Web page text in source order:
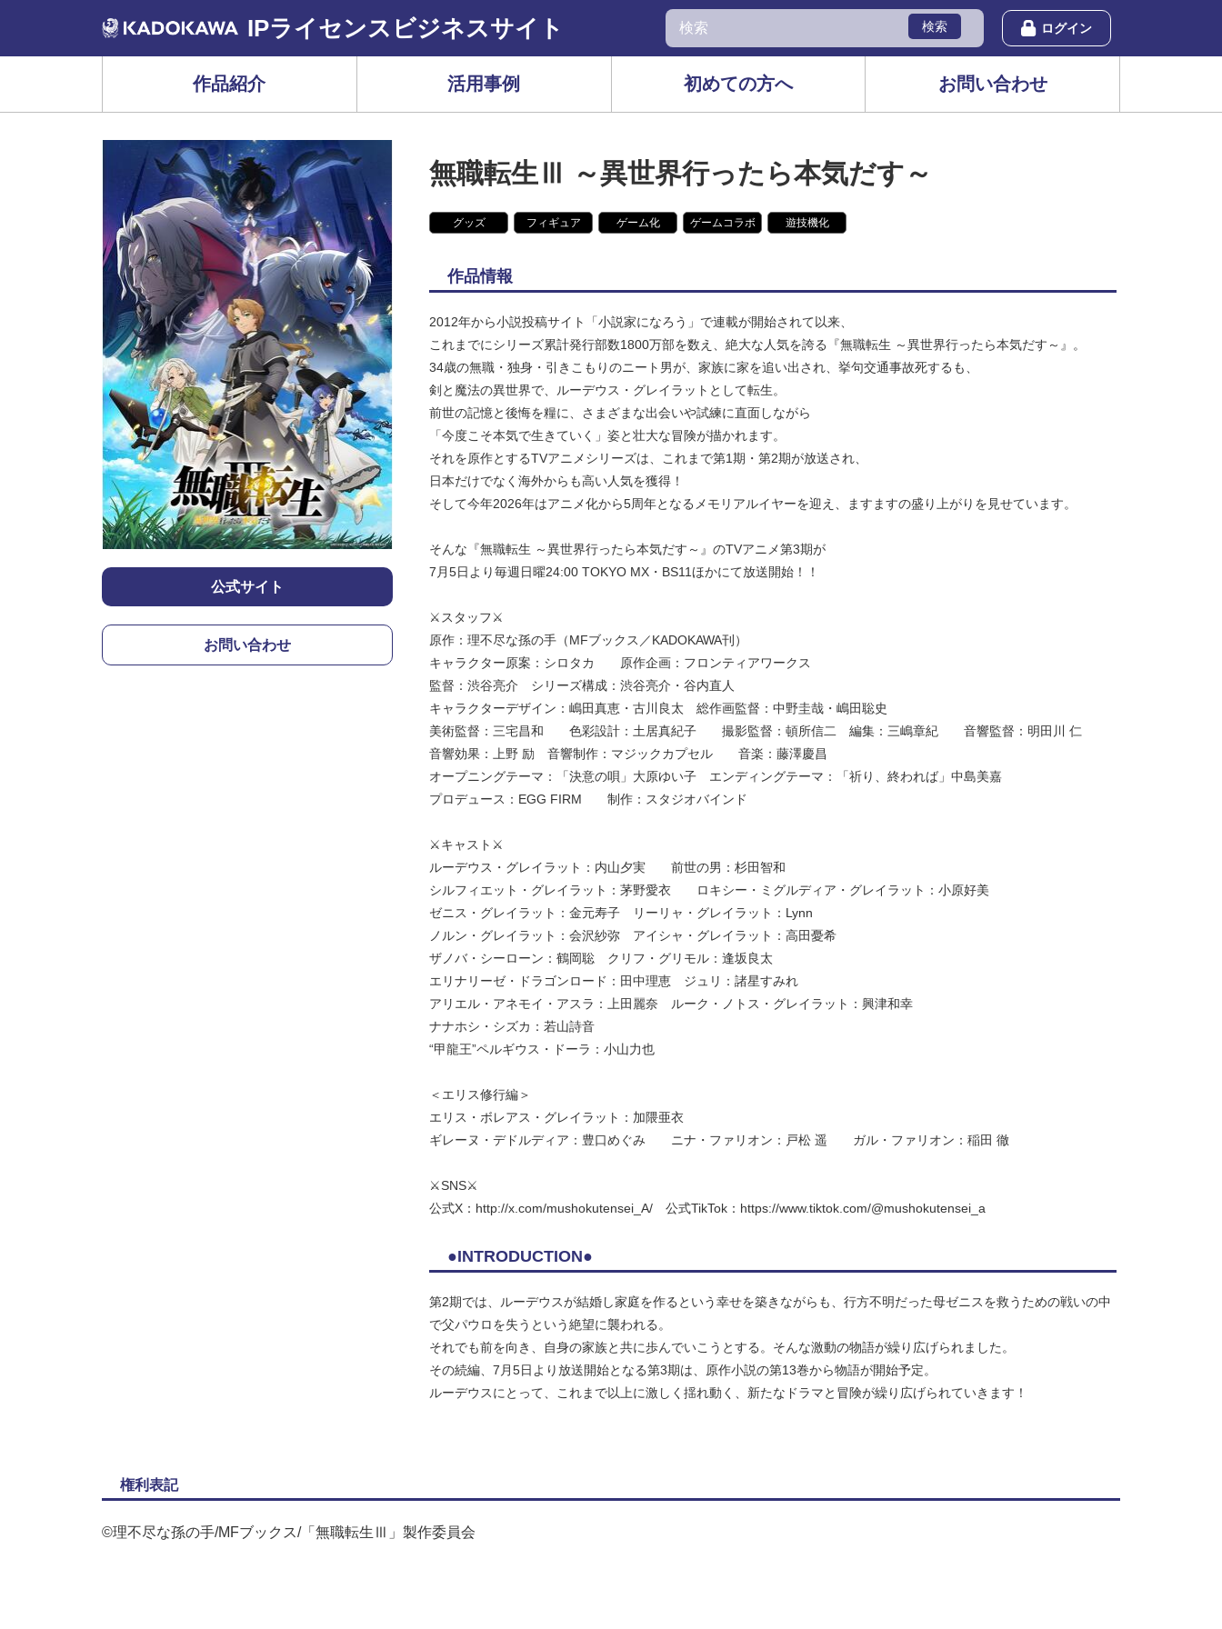
IPライセンスビジネスサイト 検索 ログイン
作品紹介 活用事例 初めての方へ お問い合わせ
公式サイト
お問い合わせ
無職転生Ⅲ ～異世界行ったら本気だす～
グッズ フィギュア ゲーム化 ゲームコラボ 遊技機化
作品情報
2012年から小説投稿サイト「小説家になろう」で連載が開始されて以来、
これまでにシリーズ累計発行部数1800万部を数え、絶大な人気を誇る『無職転生 ～異世界行ったら本気だす～』。
34歳の無職・独身・引きこもりのニート男が、家族に家を追い出され、挙句交通事故死するも、
剣と魔法の異世界で、ルーデウス・グレイラットとして転生。
前世の記憶と後悔を糧に、さまざまな出会いや試練に直面しながら
「今度こそ本気で生きていく」姿と壮大な冒険が描かれます。
それを原作とするTVアニメシリーズは、これまで第1期・第2期が放送され、
日本だけでなく海外からも高い人気を獲得！
そして今年2026年はアニメ化から5周年となるメモリアルイヤーを迎え、ますますの盛り上がりを見せています。
そんな『無職転生 ～異世界行ったら本気だす～』のTVアニメ第3期が
7月5日より毎週日曜24:00 TOKYO MX・BS11ほかにて放送開始！！
⚔スタッフ⚔
原作：理不尽な孫の手（MFブックス／KADOKAWA刊）
キャラクター原案：シロタカ 原作企画：フロンティアワークス
監督：渋谷亮介 シリーズ構成：渋谷亮介・谷内直人
キャラクターデザイン：嶋田真恵・古川良太 総作画監督：中野圭哉・嶋田聡史
美術監督：三宅昌和 色彩設計：土居真紀子 撮影監督：頓所信二 編集：三嶋章紀 音響監督：明田川 仁
音響効果：上野 励 音響制作：マジックカプセル 音楽：藤澤慶昌
オープニングテーマ：「決意の唄」大原ゆい子 エンディングテーマ：「祈り、終われば」中島美嘉
プロデュース：EGG FIRM 制作：スタジオバインド
⚔キャスト⚔
ルーデウス・グレイラット：内山夕実 前世の男：杉田智和
シルフィエット・グレイラット：茅野愛衣 ロキシー・ミグルディア・グレイラット：小原好美
ゼニス・グレイラット：金元寿子 リーリャ・グレイラット：Lynn
ノルン・グレイラット：会沢紗弥 アイシャ・グレイラット：高田憂希
ザノバ・シーローン：鶴岡聡 クリフ・グリモル：逢坂良太
エリナリーゼ・ドラゴンロード：田中理恵 ジュリ：諸星すみれ
アリエル・アネモイ・アスラ：上田麗奈 ルーク・ノトス・グレイラット：興津和幸
ナナホシ・シズカ：若山詩音
“甲龍王”ペルギウス・ドーラ：小山力也
＜エリス修行編＞
エリス・ボレアス・グレイラット：加隈亜衣
ギレーヌ・デドルディア：豊口めぐみ ニナ・ファリオン：戸松 遥 ガル・ファリオン：稲田 徹
⚔SNS⚔
公式X：http://x.com/mushokutensei_A/ 公式TikTok：https://www.tiktok.com/@mushokutensei_a
●INTRODUCTION●
第2期では、ルーデウスが結婚し家庭を作るという幸せを築きながらも、行方不明だった母ゼニスを救うための戦いの中
で父パウロを失うという絶望に襲われる。
それでも前を向き、自身の家族と共に歩んでいこうとする。そんな激動の物語が繰り広げられました。
その続編、7月5日より放送開始となる第3期は、原作小説の第13巻から物語が開始予定。
ルーデウスにとって、これまで以上に激しく揺れ動く、新たなドラマと冒険が繰り広げられていきます！
権利表記
©理不尽な孫の手/MFブックス/「無職転生Ⅲ」製作委員会